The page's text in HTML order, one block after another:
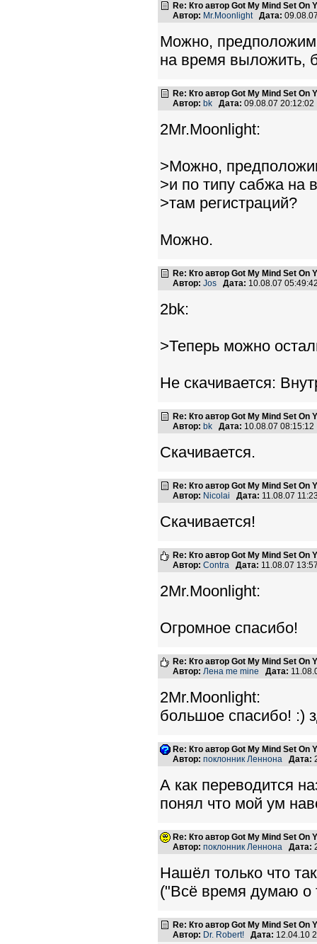
Re: Кто автор Got My Mind Set On
Автор: Mr.Moonlight Дата:
Можно, предположим,
на время выложить,
Re: Кто автор Got My Mind Set On
Автор: bk Дата: 09.08.07
2Mr.Moonlight:
>Можно,
>и по типу сабжа на
>там регистраций?
Можно.
Re: Кто автор Got My Mind Set On
Автор: Jos Дата: 10.08.07
2bk:
>Теперь можно
Не скачивается:
Re: Кто автор Got My Mind Set On
Автор: bk Дата: 10.08.07
Скачивается.
Re: Кто автор Got My Mind Set On
Автор: Nicolai Дата: 11.08.07
Скачивается!
Re: Кто автор Got My Mind Set On
Автор: Contra Дата: 11.08.07
2Mr.Moonlight:
Огромное спасибо!
Re: Кто автор Got My Mind Set On
Автор: Лена me mine Дата:
2Mr.Moonlight:
большое спасибо! :)
Re: Кто автор Got My Mind Set On
Автор: поклонник Леннона Дата:
А как переводится
понял что мой ум
Re: Кто автор Got My Mind Set On
Автор: поклонник Леннона Дата:
Нашёл только что
("Всё время думаю о
Re: Кто автор Got My Mind Set On
Автор: Dr. Robert! Дата: 12.04.10